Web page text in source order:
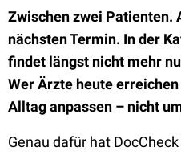
Zwischen zwei Patienten.
nächsten Termin. In der
findet längst nicht mehr
Wer Ärzte heute
Alltag anpassen – nicht
Genau dafür hat DocCheck